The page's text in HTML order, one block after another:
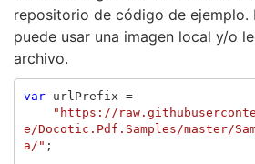
repositorio de código de ejemplo.
puede usar una imagen local y/o
archivo.
var urlPrefix =
"https://
e/Docotic.Pdf.Samples/master/
a/" ;